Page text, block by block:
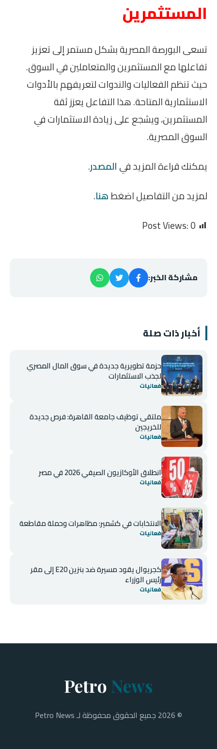
المستثمرين
تسعى البورصة المصرية بشكل مستمر إلى تعزيز
تفاعلها مع المستثمرين والمتعاملين في السوق.
حيث تنظم الفعاليات والندوات لتعريفهم بالأدوات
الاستثمارية المتاحة. هذا التفاعل يعزز ثقة
المستثمرين، ويشجع على زيادة الاستثمارات في
السوق المصرية.
يمكنك قراءة المزيد فيالمصدر.
لمزيد من التفاصيل اضغطهنا.
Post Views:0
مشاركة الخبر:
أخبار ذات صلة
حزمة تطويرية جديدة في سوق المال المصري
لجذب الاستثمارات
فعاليات
ملتقى توظيف جامعة القاهرة: فرص جديدة
للخريجين
فعاليات
انطلاق الأوكازيون الصيفي 2026 في مصر
فعاليات
الانتخابات في كشمير: مظاهرات وحملة مقاطعة
فعاليات
كجريوال يقود مسيرة ضد بنزين E20 إلى مقر
رئيس الوزراء
فعاليات
Petro News
© 2026 جميع الحقوق محفوظة لـ Petro News